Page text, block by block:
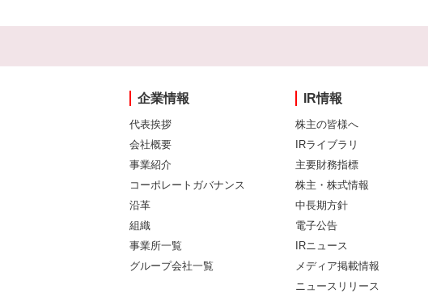
企業情報
代表挨拶
会社概要
事業紹介
コーポレートガバナンス
沿革
組織
事業所一覧
グループ会社一覧
IR情報
株主の皆様へ
IRライブラリ
主要財務指標
株主・株式情報
中長期方針
電子公告
IRニュース
メディア掲載情報
ニュースリリース